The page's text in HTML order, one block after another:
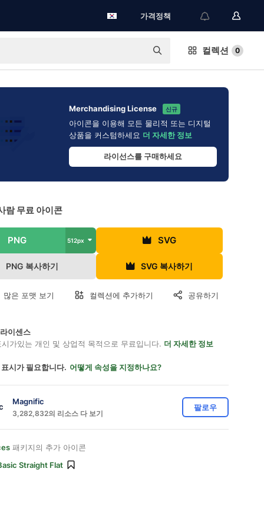
가격정책
컬렉션 0
Merchandising License 신규
아이콘을 이용해 모든 물리적 또는 디지털
상품을 커스텀하세요 더 자세한 정보
라이선스를 구매하세요
람 무료 아이콘
PNG 512px SVG
PNG 복사하기 SVG 복사하기
많은 포맷 보기 컬렉션에 추가하기 공유하기
이센스
가있는 개인 및 상업적 목적으로 무료입니다. 더 자세한 정보
시가 필요합니다. 어떻게 속성을 지정하나요?
Magnific
3,282,832의 리소스 다 보기
팔로우
패키지의 추가 아이콘
Straight Flat